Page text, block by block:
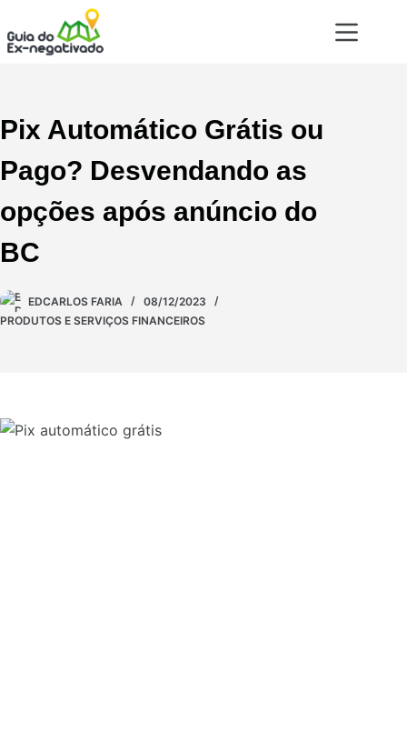
Pix Automático Grátis ou
Pago? Desvendando as
opções após anúncio do
BC
EDCARLOS FARIA
08/12/2023
PRODUTOS E SERVIÇOS FINANCEIROS